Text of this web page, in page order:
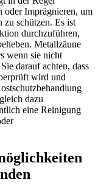
oder Imprägnieren, um
zu schützen. Es ist
durchzuführen,
Metallzäune
wenn sie nicht
darauf achten, dass
wird und
dazu
eine Reinigung